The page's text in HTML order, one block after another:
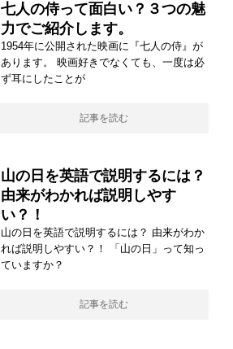
七人の侍って面白い？３つの魅
力でご紹介します。
1954年に公開された映画に『七人の侍』が
あります。 映画好きでなくても、一度は必
ず耳にしたことが
記事を読む
山の日を英語で説明するには？
由来がわかれば説明しやす
い？！
山の日を英語で説明するには？ 由来がわか
れば説明しやすい？！ 「山の日」って知っ
ていますか？
記事を読む